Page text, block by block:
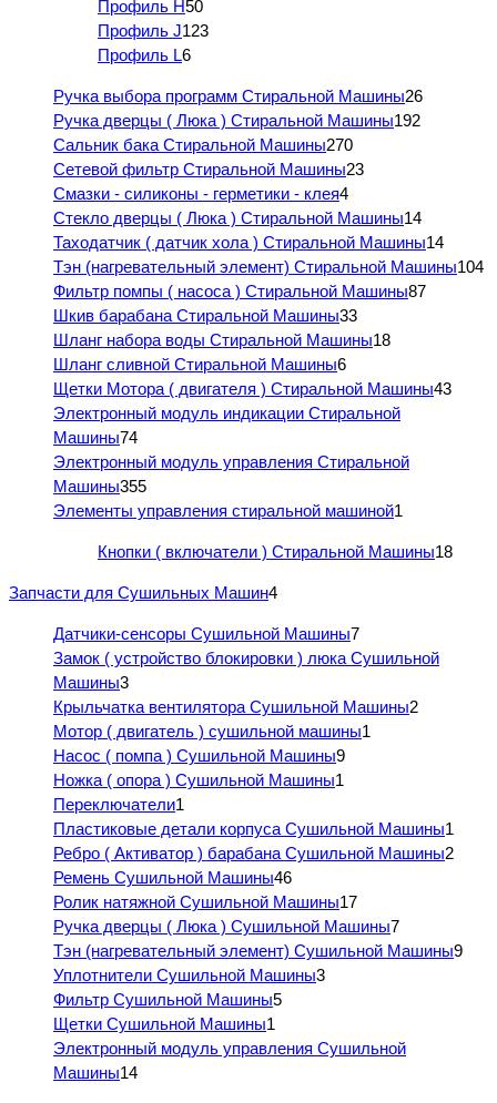
Профиль H50
Профиль J123
Профиль L6
Ручка выбора программ Стиральной Машины26
Ручка дверцы ( Люка ) Стиральной Машины192
Сальник бака Стиральной Машины270
Сетевой фильтр Стиральной Машины23
Смазки - силиконы - герметики - клея4
Стекло дверцы ( Люка ) Стиральной Машины14
Таходатчик ( датчик хола ) Стиральной Машины14
Тэн (нагревательный элемент) Стиральной Машины104
Фильтр помпы ( насоса ) Стиральной Машины87
Шкив барабана Стиральной Машины33
Шланг набора воды Стиральной Машины18
Шланг сливной Стиральной Машины6
Щетки Мотора ( двигателя ) Стиральной Машины43
Электронный модуль индикации Стиральной
Машины74
Электронный модуль управления Стиральной
Машины355
Элементы управления стиральной машиной1
Кнопки ( включатели ) Стиральной Машины18
Запчасти для Сушильных Машин4
Датчики-сенсоры Сушильной Машины7
Замок ( устройство блокировки ) люка Сушильной
Машины3
Крыльчатка вентилятора Сушильной Машины2
Мотор ( двигатель ) сушильной машины1
Насос ( помпа ) Сушильной Машины9
Ножка ( опора ) Сушильной Машины1
Переключатели1
Пластиковые детали корпуса Сушильной Машины1
Ребро ( Активатор ) барабана Сушильной Машины2
Ремень Сушильной Машины46
Ролик натяжной Сушильной Машины17
Ручка дверцы ( Люка ) Сушильной Машины7
Тэн (нагревательный элемент) Сушильной Машины9
Уплотнители Сушильной Машины3
Фильтр Сушильной Машины5
Щетки Сушильной Машины1
Электронный модуль управления Сушильной
Машины14